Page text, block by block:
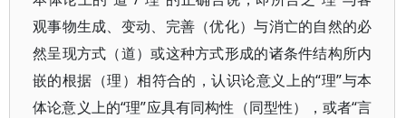
观事物生成、变动、完善（优化）与消亡的自然的必
然呈现方式（道）或这种方式形成的诸条件结构所内
嵌的根据（理）相符合的，认识论意义上的“理”与本
体论意义上的“理”应具有同构性（同型性），或者“言